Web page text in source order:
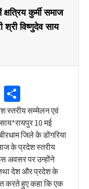
कुर्मी समाज
श्री विष्णुदेव साय
X
स्तरीय सम्मेलन एवं
10 मई
जिले के डोंगरिया
के प्रदेश स्तरीय
अवसर पर उन्होंने
देश और प्रदेश के
करते हुए कहा कि एक